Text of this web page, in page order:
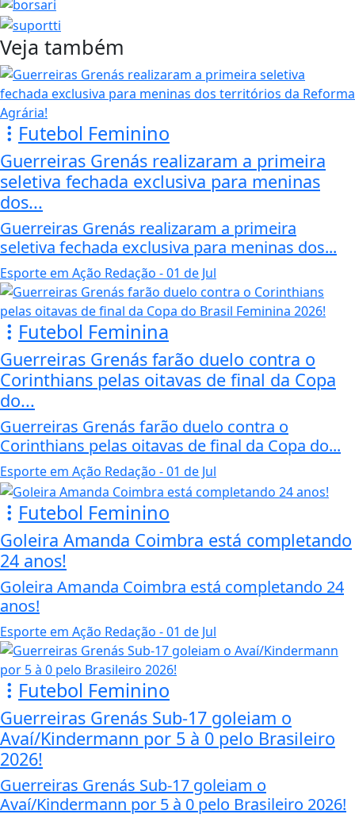
Veja também
Futebol Feminino
Guerreiras Grenás realizaram a primeira
seletiva fechada exclusiva para meninas
dos...
Guerreiras Grenás realizaram a primeira
seletiva fechada exclusiva para meninas dos...
Esporte em Ação Redação - 01 de Jul
Futebol Feminina
Guerreiras Grenás farão duelo contra o
Corinthians pelas oitavas de final da Copa
do...
Guerreiras Grenás farão duelo contra o
Corinthians pelas oitavas de final da Copa do...
Esporte em Ação Redação - 01 de Jul
Futebol Feminino
Goleira Amanda Coimbra está completando
24 anos!
Goleira Amanda Coimbra está completando 24
anos!
Esporte em Ação Redação - 01 de Jul
Futebol Feminino
Guerreiras Grenás Sub-17 goleiam o
Avaí/Kindermann por 5 à 0 pelo Brasileiro
2026!
Guerreiras Grenás Sub-17 goleiam o
Avaí/Kindermann por 5 à 0 pelo Brasileiro 2026!